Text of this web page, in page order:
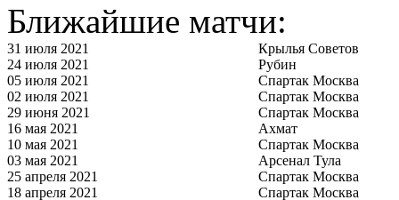
Ближайшие матчи:
31 июля 2021
Крылья Советов
24 июля 2021
Рубин
05 июля 2021
Спартак Москва
02 июля 2021
Спартак Москва
29 июня 2021
Спартак Москва
16 мая 2021
Ахмат
10 мая 2021
Спартак Москва
03 мая 2021
Арсенал Тула
25 апреля 2021
Спартак Москва
18 апреля 2021
Спартак Москва